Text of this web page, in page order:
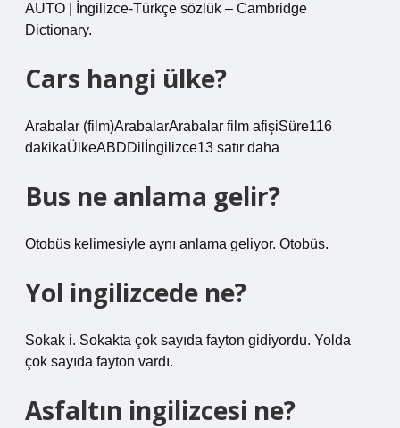
AUTO | İngilizce-Türkçe sözlük – Cambridge
Dictionary.
Cars hangi ülke?
Arabalar (film)ArabalarArabalar film afişiSüre116
dakikaÜlkeABDDilİngilizce13 satır daha
Bus ne anlama gelir?
Otobüs kelimesiyle aynı anlama geliyor. Otobüs.
Yol ingilizcede ne?
Sokak i. Sokakta çok sayıda fayton gidiyordu. Yolda
çok sayıda fayton vardı.
Asfaltın ingilizcesi ne?